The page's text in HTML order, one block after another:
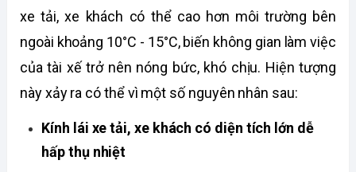
xe tải, xe khách có thể cao hơn môi trường bên
ngoài khoảng 10°C - 15°C, biến không gian làm việc
của tài xế trở nên nóng bức, khó chịu. Hiện tượng
này xảy ra có thể vì một số nguyên nhân sau:
Kính lái xe tải, xe khách có diện tích lớn dễ
hấp thụ nhiệt